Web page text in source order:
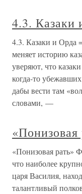
4.3. Казаки
4.3. Казаки и Орда
меняет историю
уверяют, что
когда-то
дабы вести там
словами, —
«Понизовая
что наиболее
царя Василия,
талантливый